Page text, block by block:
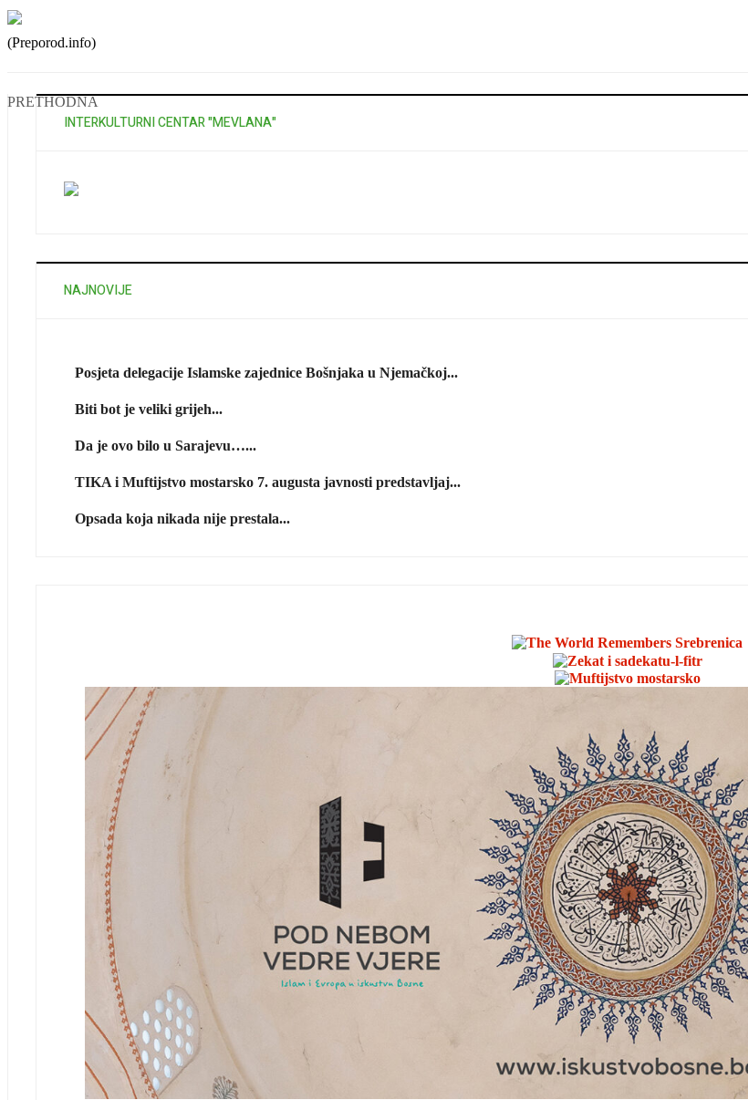
(Preporod.info)
PRETHODNA
INTERKULTURNI CENTAR "MEVLANA"
NAJNOVIJE
Posjeta delegacije Islamske zajednice Bošnjaka u Njemačkoj...
Biti bot je veliki grijeh...
Da je ovo bilo u Sarajevu…...
TIKA i Muftijstvo mostarsko 7. augusta javnosti predstavljaj...
Opsada koja nikada nije prestala...